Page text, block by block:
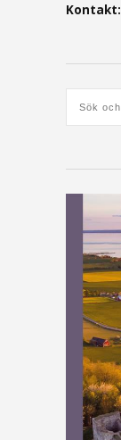
Kontakt: